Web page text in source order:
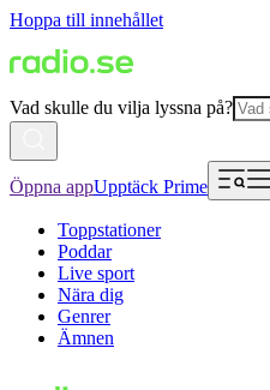
Hoppa till innehållet
Vad skulle du vilja lyssna på?
Öppna appUpptäck Prime
Toppstationer
Poddar
Live sport
Nära dig
Genrer
Ämnen